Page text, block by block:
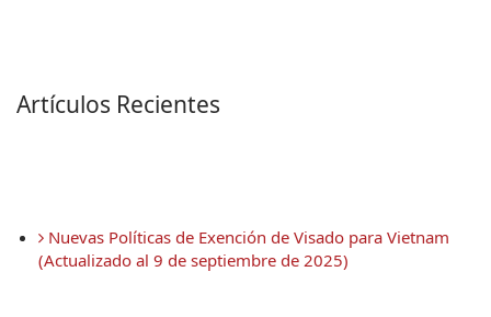
Artículos Recientes
Nuevas Políticas de Exención de Visado para Vietnam
(Actualizado al 9 de septiembre de 2025)